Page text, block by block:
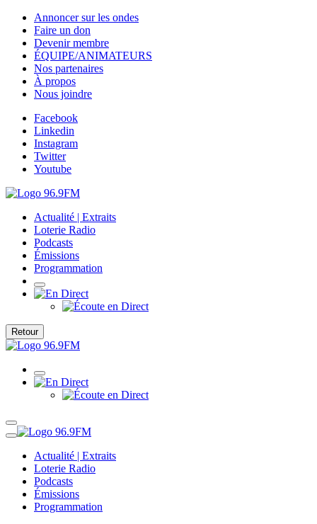
Annoncer sur les ondes
Faire un don
Devenir membre
ÉQUIPE/ANIMATEURS
Nos partenaires
À propos
Nous joindre
Facebook
Linkedin
Instagram
Twitter
Youtube
Actualité | Extraits
Loterie Radio
Podcasts
Émissions
Programmation
Retour
Actualité | Extraits
Loterie Radio
Podcasts
Émissions
Programmation